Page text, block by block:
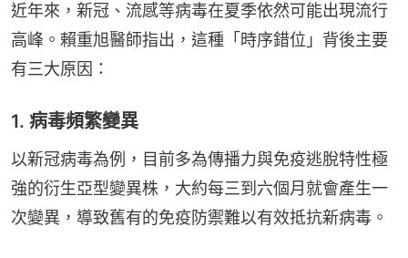
近年來，新冠、流感等病毒在夏季依然可能出現流行
高峰。賴重旭醫師指出，這種「時序錯位」背後主要
有三大原因：
1. 病毒頻繁變異
以新冠病毒為例，目前多為傳播力與免疫逃脫特性極
強的衍生亞型變異株，大約每三到六個月就會產生一
次變異，導致舊有的免疫防禦難以有效抵抗新病毒。